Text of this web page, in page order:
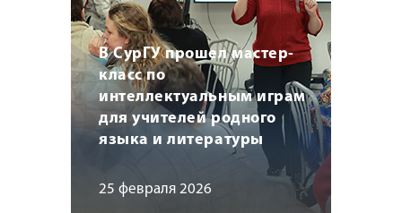
В СурГУ прошел мастер-
класс по
интеллектуальным играм
для учителей родного
языка и литературы
25 февраля 2026